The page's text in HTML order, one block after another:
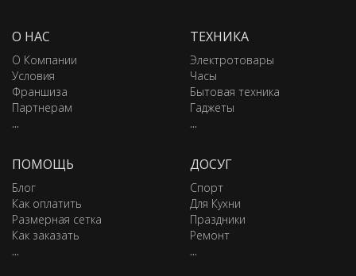
О НАС
О Компании
Условия
Франшиза
Партнерам
...
ТЕХНИКА
Электротовары
Часы
Бытовая техника
Гаджеты
...
ПОМОЩЬ
Блог
Как оплатить
Размерная сетка
Как заказать
...
ДОСУГ
Спорт
Для Кухни
Праздники
Ремонт
...